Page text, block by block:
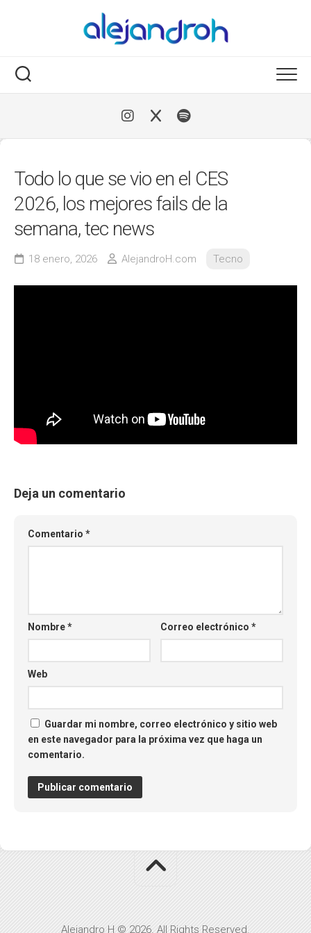
Todo lo que se vio en el CES
2026, los mejores fails de la
semana, tec news
18 enero, 2026 AlejandroH.com Tecno
Deja un comentario
Comentario *
Nombre* Correo electrónico*
Web
Guardar mi nombre, correo electrónico y sitio web
en este navegador para la próxima vez que haga un
comentario.
Alejandro H © 2026. All Rights Reserved.